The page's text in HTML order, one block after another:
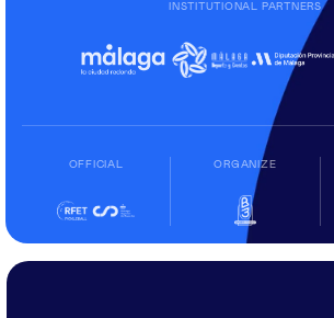
INSTITUTIONAL PARTNERS
OFFICIAL ORGANIZE